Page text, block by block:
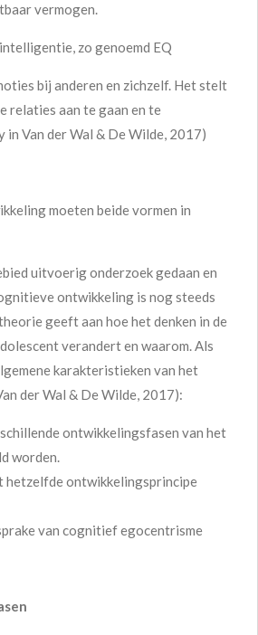
vermogen.
zo genoemd EQ
bij anderen en zichzelf. Het stelt
relaties aan te gaan en te
in Van der Wal & De Wilde, 2017)
moeten beide vormen in
uitvoerig onderzoek gedaan en
ontwikkeling is nog steeds
geeft aan hoe het denken in de
verandert en waarom. Als
karakteristieken van het
der Wal & De Wilde, 2017):
ontwikkelingsfasen van het
worden.
hetzelfde ontwikkelingsprincipe
van cognitief egocentrisme